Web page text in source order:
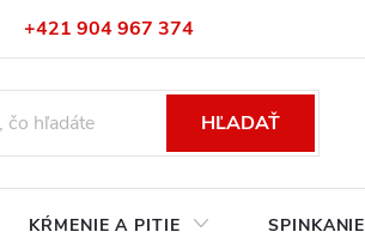
+421 904 967 374‬
info@babycarseats.sk
HĽADAŤ
KŔMENIE A PITIE SPINKANIE